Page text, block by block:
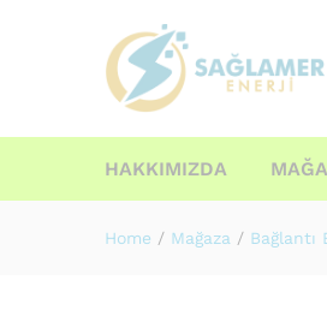
HAKKIMIZDA
Home / Mağaza / Bağlantı